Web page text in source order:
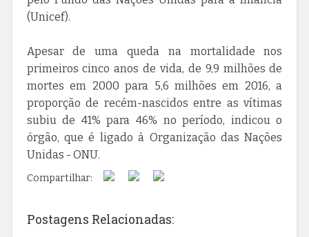
(Unicef).
Apesar de uma queda na mortalidade nos
primeiros cinco anos de vida, de 9,9 milhões de
mortes em 2000 para 5,6 milhões em 2016, a
proporção de recém-nascidos entre as vítimas
subiu de 41% para 46% no período, indicou o
órgão, que é ligado à Organização das Nações
Unidas - ONU.
Compartilhar:
Postagens Relacionadas: